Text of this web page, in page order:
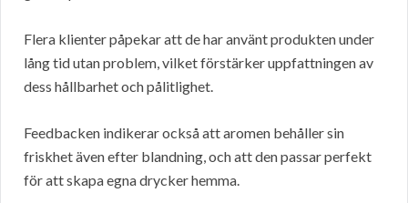
Flera klienter påpekar att de har använt produkten under
lång tid utan problem, vilket förstärker uppfattningen av
dess hållbarhet och pålitlighet.
Feedbacken indikerar också att aromen behåller sin
friskhet även efter blandning, och att den passar perfekt
för att skapa egna drycker hemma.